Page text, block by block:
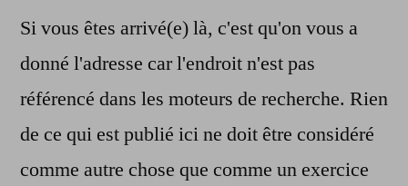
Si vous êtes arrivé(e) là, c'est qu'on vous a
donné l'adresse car l'endroit n'est pas
référencé dans les moteurs de recherche. Rien
de ce qui est publié ici ne doit être considéré
comme autre chose que comme un exercice